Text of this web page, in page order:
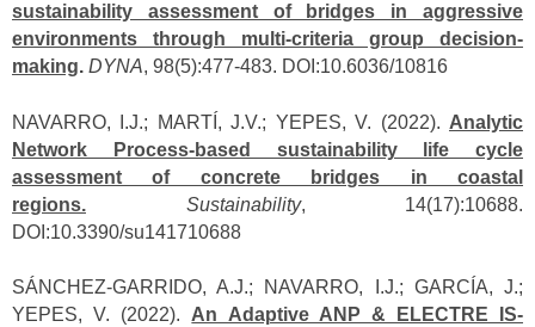
sustainability assessment of bridges in aggressive
environments through multi-criteria group decision-
making. DYNA, 98(5):477-483. DOI:10.6036/10816
NAVARRO, I.J.; MARTÍ, J.V.; YEPES, V. (2022). Analytic
Network Process-based sustainability life cycle
assessment of concrete bridges in coastal
regions.
Sustainability, 14(17):10688.
DOI:10.3390/su141710688
SÁNCHEZ-GARRIDO, A.J.; NAVARRO, I.J.; GARCÍA, J.;
YEPES, V. (2022). An Adaptive ANP & ELECTRE IS-